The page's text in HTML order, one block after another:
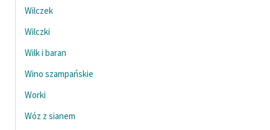
Wilczek
Wilczki
Wilk i baran
Wino szampańskie
Worki
Wóz z sianem